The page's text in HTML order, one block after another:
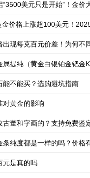
“3500美元只是开始”！金价
金价格上涨超100美元！
出现每克百元价差！为何不
提纯（黄金白银铂金钯金
能不能买？选购避坑指南
对黄金的影响
古董和字画的？支持免费鉴
条纯度都是一样的吗？价格
元是真的吗